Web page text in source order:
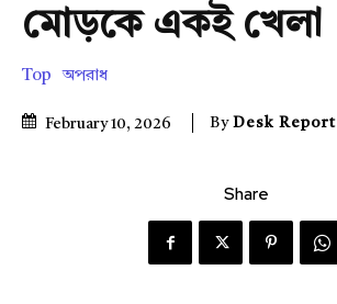
মোড়কে একই খেলা
Top অপরাধ
February 10, 2026 By Desk Report
Share